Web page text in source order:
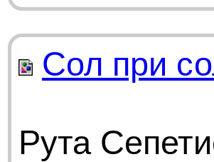
Сол при
Рута